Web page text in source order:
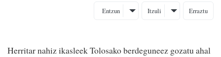
Entzun Itzuli Erraztu
Herritar nahiz ikasleek Tolosako berdeguneez gozatu ahal